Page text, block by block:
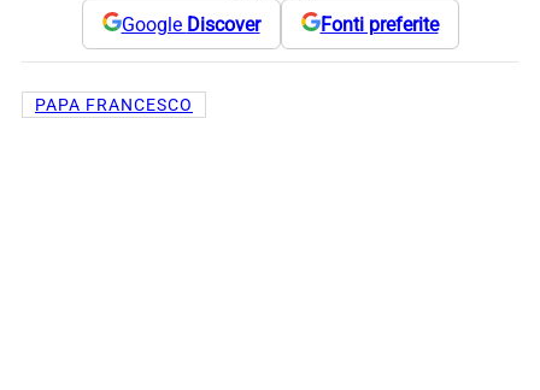
Google Discover Fonti preferite
PAPA FRANCESCO